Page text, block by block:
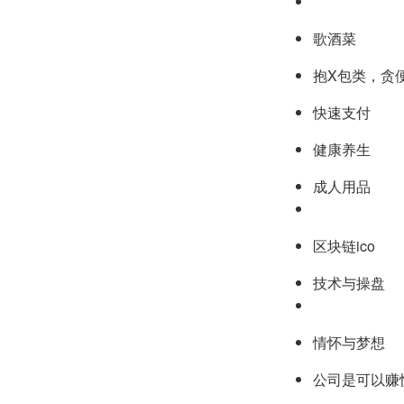
歌酒菜
抱X包类，贪
快速支付
健康养生
成人用品
区块链ico
技术与操盘
情怀与梦想
公司是可以